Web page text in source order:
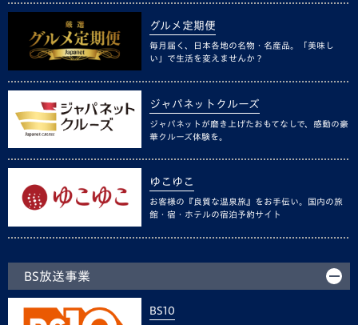
グルメ定期便
毎月届く、日本各地の名物・名産品。「美味し
い」で生活を変えませんか？
ジャパネットクルーズ
ジャパネットが磨き上げたおもてなしで、感動の豪
華クルーズ体験を。
ゆこゆこ
お客様の『良質な温泉旅』をお手伝い。国内の旅
館・宿・ホテルの宿泊予約サイト
BS放送事業
BS10